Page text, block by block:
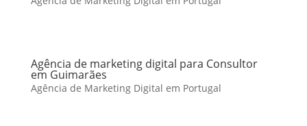
Agência de marketing digital para Consultor
em Guimarães
Agência de Marketing Digital em Portugal